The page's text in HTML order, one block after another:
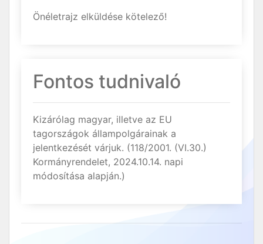
Önéletrajz elküldése kötelező!
Fontos tudnivaló
Kizárólag magyar, illetve az EU
tagországok állampolgárainak a
jelentkezését várjuk. (118/2001. (VI.30.)
Kormányrendelet, 2024.10.14. napi
módosítása alapján.)